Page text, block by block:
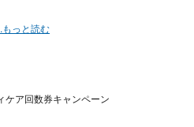
もっと読む
ケア回数券キャンペーン